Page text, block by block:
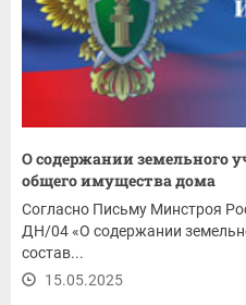
О содержании земельного
общего имущества дома
Согласно Письму Минстроя
ДН/04 «О содержании
состав...
15.05.2025